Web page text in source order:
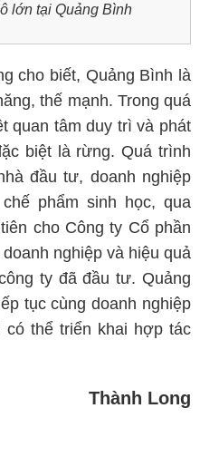
lớn tại Quảng Bình
cho biết, Quảng Bình là
thế mạnh. Trong quá
quan tâm duy trì và phát
biệt là rừng. Quá trình
đầu tư, doanh nghiệp
phẩm sinh học, qua
cho Công ty Cổ phần
nghiệp và hiệu quả
ty đã đầu tư. Quảng
tục cùng doanh nghiệp
có thể triển khai hợp tác
Thành Long